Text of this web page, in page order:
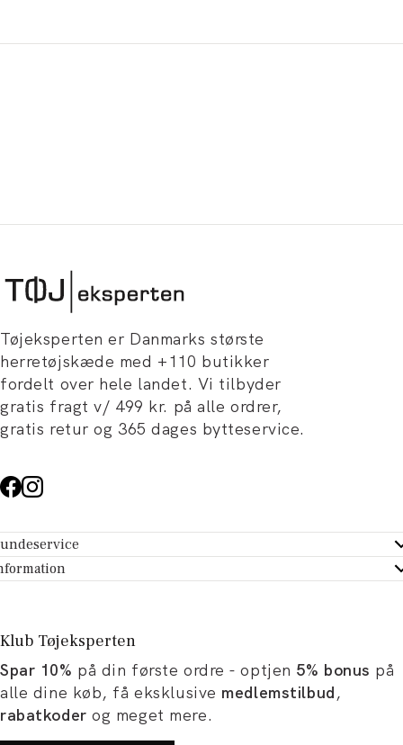
Tøjeksperten er Danmarks største
herretøjskæde med +110 butikker
fordelt over hele landet. Vi tilbyder
gratis fragt v/ 499 kr. på alle ordrer,
gratis retur og 365 dages bytteservice.
- Hjælpecenter
dit køb
Tøjeksperten
og artikler
og karriere
Klub Tøjeksperten
Spar 10% på din første ordre - optjen 5% bonus på
alle dine køb, få eksklusive medlemstilbud,
rabatkoder og meget mere.